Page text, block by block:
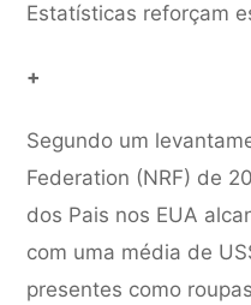
Estatísticas reforçam
+
Segundo um
Federation (NRF) de
dos Pais nos EUA
com uma média de
presentes como